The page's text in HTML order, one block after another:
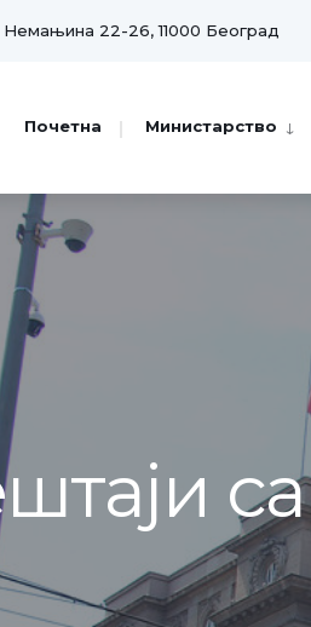
Немањина 22-26, 11000 Београд
Почетна Министарство